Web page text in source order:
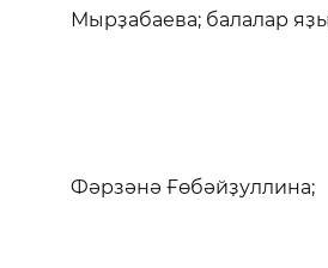
Мырҙабаева; балалар
Фәрзәнә Ғөбәйҙуллина;